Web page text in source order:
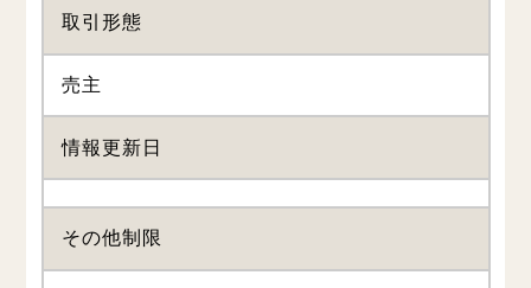
取引形態
売主
情報更新日
その他制限